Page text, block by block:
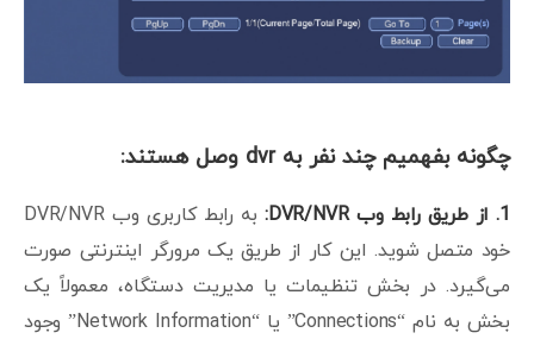
چگونه بفهمیم چند نفر به dvr وصل هستند:
1. از طریق رابط وب DVR/NVR:
به رابط کاربری وب DVR/NVR
خود متصل شوید. این کار از طریق یک مرورگر اینترنتی صورت
می‌گیرد. در بخش تنظیمات یا مدیریت دستگاه، معمولاً یک
بخش به نام “Connections” یا “Network Information” وجود